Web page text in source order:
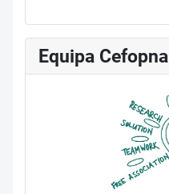
Equipa Cefopna